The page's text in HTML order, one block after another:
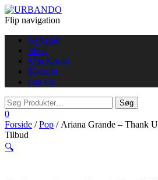
Flip navigation
Nyheder
Shop
Min Konto
Kontakt
Om Os
0
Forside /Pop / Ariana Grande – Thank
Tilbud
🔍